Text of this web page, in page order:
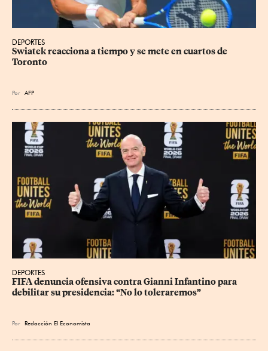
DEPORTES
Swiatek reacciona a tiempo y se mete en cuartos de
Toronto
Por AFP
DEPORTES
FIFA denuncia ofensiva contra Gianni Infantino para
debilitar su presidencia: “No lo toleraremos”
Por Redacción El Economista